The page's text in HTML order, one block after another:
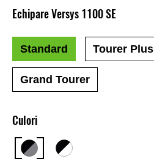
Culori
Echipare Versys 1100 SE
Standard Tourer Plus
Grand Tourer